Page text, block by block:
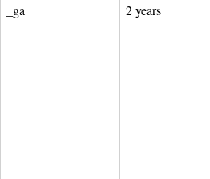
_ga 2 years